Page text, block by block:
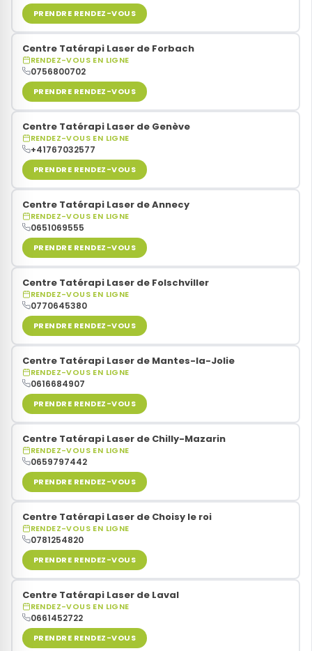
PRENDRE RENDEZ-VOUS
Centre Tatérapi Laser de Forbach
RENDEZ-VOUS EN LIGNE
0756800702
PRENDRE RENDEZ-VOUS
Centre Tatérapi Laser de Genève
RENDEZ-VOUS EN LIGNE
+41767032577
PRENDRE RENDEZ-VOUS
Centre Tatérapi Laser de Annecy
RENDEZ-VOUS EN LIGNE
0651069555
PRENDRE RENDEZ-VOUS
Centre Tatérapi Laser de Folschviller
RENDEZ-VOUS EN LIGNE
0770645380
PRENDRE RENDEZ-VOUS
Centre Tatérapi Laser de Mantes-la-Jolie
RENDEZ-VOUS EN LIGNE
0616684907
PRENDRE RENDEZ-VOUS
Centre Tatérapi Laser de Chilly-Mazarin
RENDEZ-VOUS EN LIGNE
0659797442
PRENDRE RENDEZ-VOUS
Centre Tatérapi Laser de Choisy le roi
RENDEZ-VOUS EN LIGNE
0781254820
PRENDRE RENDEZ-VOUS
Centre Tatérapi Laser de Laval
RENDEZ-VOUS EN LIGNE
0661452722
PRENDRE RENDEZ-VOUS